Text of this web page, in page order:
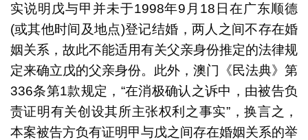
实说明戊与甲并未于1998年9月18日在广东顺德
(或其他时间及地点)登记结婚，两人之间不存在婚
姻关系，故此不能适用有关父亲身份推定的法律规
定来确立戊的父亲身份。此外，澳门《民法典》第
336条第1款规定，“在消极确认之诉中，由被告负
责证明有关创设其所主张权利之事实”，换言之，
本案被告方负有证明甲与戊之间存在婚姻关系的举